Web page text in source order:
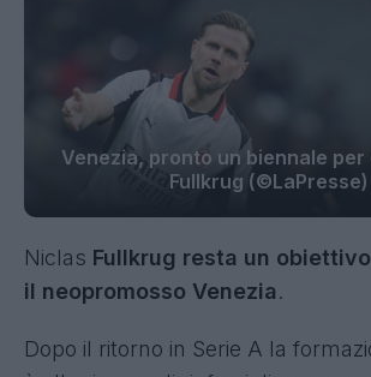
Venezia, pronto un biennale
Fullkrug (©LaPresse)
Niclas Fullkrug resta un
il neopromosso Venezia.
Dopo il ritorno in Serie A la